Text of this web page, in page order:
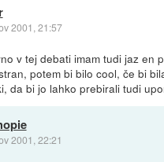
2001, 21:57
v tej debati imam tudi jaz en
potem bi bilo cool, če bi
da bi jo lahko prebirali tudi
2001, 22:21